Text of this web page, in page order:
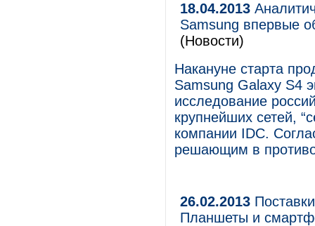
18.04.2013
Samsung впервые
(Новости)
Накануне старта
Samsung Galaxy S4
исследование
крупнейших сетей,
компании IDC.
решающим в
26.02.2013
Планшеты и